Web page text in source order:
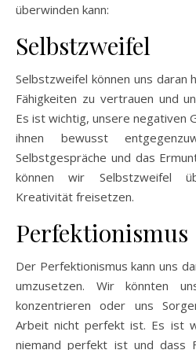
überwinden kann:
Selbstzweifel
Selbstzweifel können uns daran
Fähigkeiten zu vertrauen und
Es ist wichtig, unsere negativen
ihnen bewusst
Selbstgespräche und das
können wir Selbstzweifel
Kreativität freisetzen.
Perfektionismus
Der Perfektionismus kann uns
umzusetzen. Wir könnten
konzentrieren oder uns
Arbeit nicht perfekt ist. Es ist
niemand perfekt ist und dass